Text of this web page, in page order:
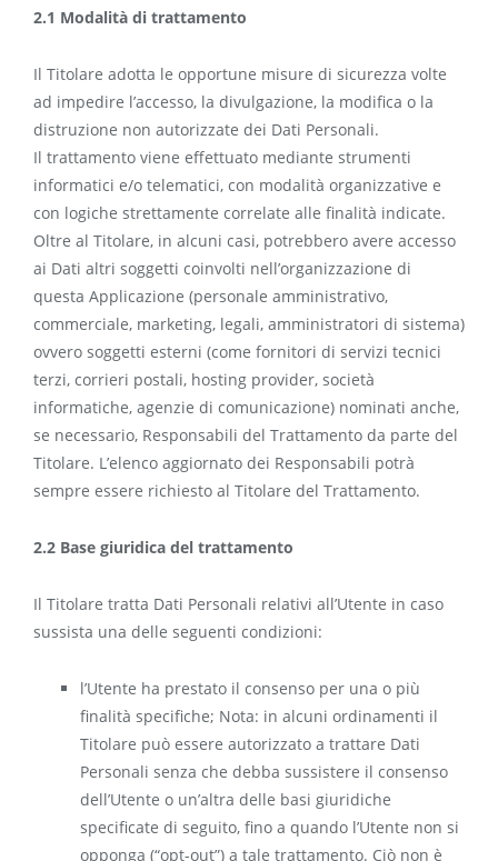
2.1 Modalità di trattamento
Il Titolare adotta le opportune misure di sicurezza volte
ad impedire l’accesso, la divulgazione, la modifica o la
distruzione non autorizzate dei Dati Personali.
Il trattamento viene effettuato mediante strumenti
informatici e/o telematici, con modalità organizzative e
con logiche strettamente correlate alle finalità indicate.
Oltre al Titolare, in alcuni casi, potrebbero avere accesso
ai Dati altri soggetti coinvolti nell’organizzazione di
questa Applicazione (personale amministrativo,
commerciale, marketing, legali, amministratori di sistema)
ovvero soggetti esterni (come fornitori di servizi tecnici
terzi, corrieri postali, hosting provider, società
informatiche, agenzie di comunicazione) nominati anche,
se necessario, Responsabili del Trattamento da parte del
Titolare. L’elenco aggiornato dei Responsabili potrà
sempre essere richiesto al Titolare del Trattamento.
2.2 Base giuridica del trattamento
Il Titolare tratta Dati Personali relativi all’Utente in caso
sussista una delle seguenti condizioni:
l’Utente ha prestato il consenso per una o più
finalità specifiche; Nota: in alcuni ordinamenti il
Titolare può essere autorizzato a trattare Dati
Personali senza che debba sussistere il consenso
dell’Utente o un’altra delle basi giuridiche
specificate di seguito, fino a quando l’Utente non si
opponga (“opt-out”) a tale trattamento. Ciò non è